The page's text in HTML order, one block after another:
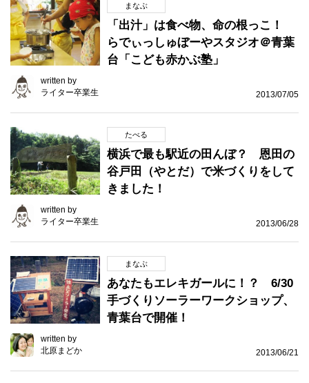
まなぶ
「出汁」は食べ物、命の根っこ！
らでぃっしゅぼーやスタジオ＠青葉
台「こども赤かぶ塾」
written by
ライター卒業生
2013/07/05
たべる
横浜で最も駅近の田んぼ？ 恩田の
谷戸田（やとだ）で米づくりをして
きました！
written by
ライター卒業生
2013/06/28
まなぶ
あなたもエレキガールに！？ 6/30
手づくりソーラーワークショップ、
青葉台で開催！
written by
北原まどか
2013/06/21